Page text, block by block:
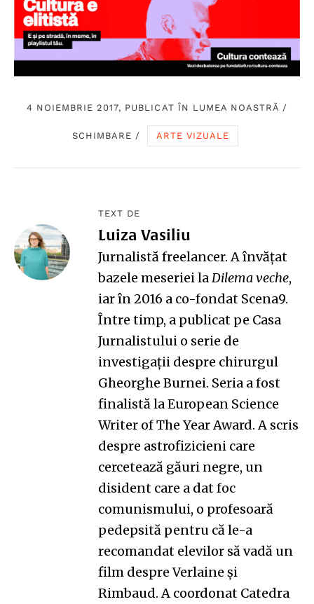
4 NOIEMBRIE 2017, PUBLICAT ÎN LUMEA NOASTRĂ /
SCHIMBARE / ARTE VIZUALE
TEXT DE
Luiza Vasiliu
Jurnalistă freelancer. A învățat
bazele meseriei laDilema veche,
iar în 2016 a co-fondat Scena9.
Între timp, a publicat pe Casa
Jurnalistului o serie de
investigații despre chirurgul
Gheorghe Burnei. Seria a fost
finalistă la European Science
Writer of The Year Award. A scris
despre astrofizicieni care
cercetează găuri negre, un
disident care a dat foc
comunismului, o profesoară
pedepsită pentru că le-a
recomandat elevilor să vadă un
film despre Verlaine și
Rimbaud. A coordonat Catedra